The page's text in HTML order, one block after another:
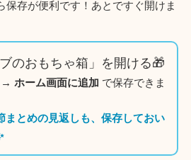
保存が便利です！あとですぐ開けま
のおもちゃ箱」を開ける🎁
ホーム画面に追加 で保存できま
まとめの見返しも、保存しておい